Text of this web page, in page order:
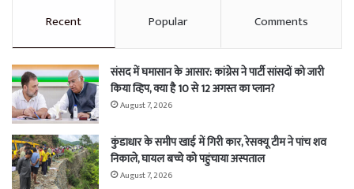
Recent Popular Comments
संसद में घमासान के आसार: कांग्रेस ने पार्टी सांसदों को जारी
किया व्हिप, क्या है 10 से 12 अगस्त का प्लान?
August 7, 2026
कुंडाधार के समीप खाई में गिरी कार, रेसक्यू टीम ने पांच शव
निकाले, घायल बच्चे को पहुंचाया अस्पताल
August 7, 2026